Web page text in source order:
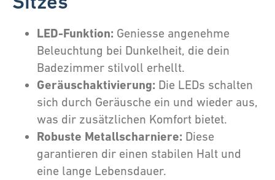
LED-Funktion: Geniesse angenehme
Beleuchtung bei Dunkelheit, die dein
Badezimmer stilvoll erhellt.
Geräuschaktivierung: Die LEDs schalten
sich durch Geräusche ein und wieder aus,
was dir zusätzlichen Komfort bietet.
Robuste Metallscharniere: Diese
garantieren dir einen stabilen Halt und
eine lange Lebensdauer.